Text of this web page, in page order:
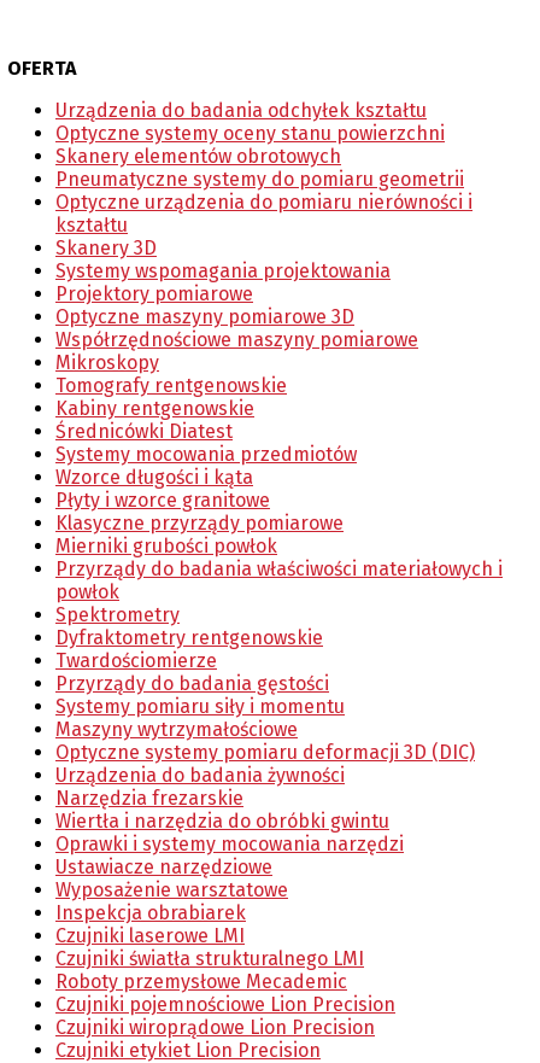
usługi wzorcowania zgodnie z normą ISO 17025.
również do wytwarzania przedmiotów z szerokiej gamy
materiałów włącznie z trudnoobrabialnymi.
OFERTA
Urządzenia do badania odchyłek kształtu
Optyczne systemy oceny stanu powierzchni
Skanery elementów obrotowych
Pneumatyczne systemy do pomiaru geometrii
Optyczne urządzenia do pomiaru nierówności i
kształtu
Skanery 3D
Systemy wspomagania projektowania
Projektory pomiarowe
Optyczne maszyny pomiarowe 3D
Współrzędnościowe maszyny pomiarowe
Mikroskopy
Tomografy rentgenowskie
Kabiny rentgenowskie
Średnicówki Diatest
Systemy mocowania przedmiotów
Wzorce długości i kąta
Płyty i wzorce granitowe
Klasyczne przyrządy pomiarowe
Mierniki grubości powłok
Przyrządy do badania właściwości materiałowych i
powłok
Spektrometry
Dyfraktometry rentgenowskie
Twardościomierze
Przyrządy do badania gęstości
Systemy pomiaru siły i momentu
Maszyny wytrzymałościowe
Optyczne systemy pomiaru deformacji 3D (DIC)
Urządzenia do badania żywności
Narzędzia frezarskie
Wiertła i narzędzia do obróbki gwintu
Oprawki i systemy mocowania narzędzi
Ustawiacze narzędziowe
Wyposażenie warsztatowe
Inspekcja obrabiarek
Czujniki laserowe LMI
Czujniki światła strukturalnego LMI
Roboty przemysłowe Mecademic
Czujniki pojemnościowe Lion Precision
Czujniki wiroprądowe Lion Precision
Czujniki etykiet Lion Precision